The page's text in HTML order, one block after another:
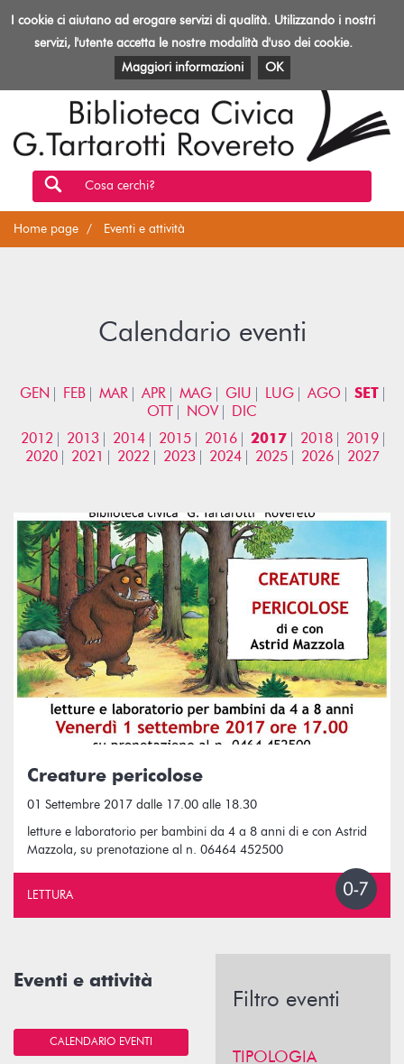
Toggle
Biblioteca
Rovereto
EVENTI E ATTIVITÀ PATRIMONIO E RISORSE
Cosa cerchi?
Home page Eventi e attività
Calendario eventi
GEN FEB MAR APR MAG GIU LUG AGO
SET
OTT
NOV
DIC
2012
2013 2014 2015 2016 2017 2018
2019
2020
2021 2022 2023 2024 2025 2026 2027
Creature pericolose
01 Settembre 2017 dalle 17.00 alle 18.30
letture e laboratorio per bambini da 4 a 8 anni di e con Astrid
Mazzola, su prenotazione al n. 06464 452500
LETTURA
Eventi e attività
CALENDARIO EVENTI
Filtro eventi
TIPOLOGIA
I cookie ci aiutano ad erogare servizi di qualità. Utilizzando i nostri
servizi, l'utente accetta le nostre modalità d'uso dei cookie.
Maggiori informazioni
OK